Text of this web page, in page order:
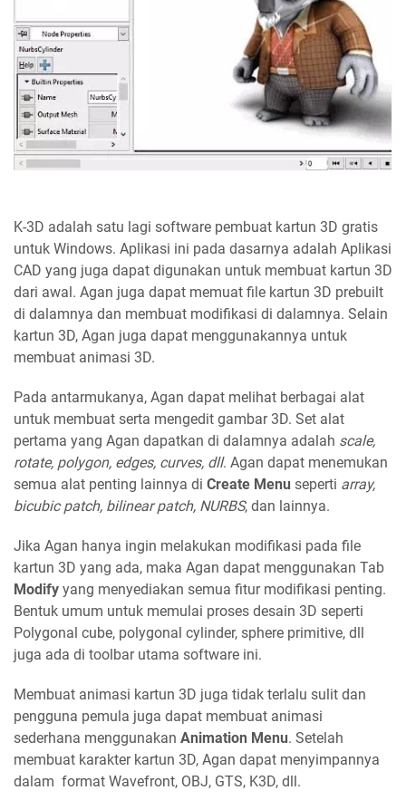
K-3D adalah satu lagi software pembuat kartun 3D gratis
untuk Windows. Aplikasi ini pada dasarnya adalah Aplikasi
CAD yang juga dapat digunakan untuk membuat kartun 3D
dari awal. Agan juga dapat memuat file kartun 3D prebuilt
di dalamnya dan membuat modifikasi di dalamnya. Selain
kartun 3D, Agan juga dapat menggunakannya untuk
membuat animasi 3D.
Pada antarmukanya, Agan dapat melihat berbagai alat
untuk membuat serta mengedit gambar 3D. Set alat
pertama yang Agan dapatkan di dalamnya adalah scale,
rotate, polygon, edges, curves, dll. Agan dapat menemukan
semua alat penting lainnya di Create Menu seperti array,
bicubic patch, bilinear patch, NURBS, dan lainnya.
Jika Agan hanya ingin melakukan modifikasi pada file
kartun 3D yang ada, maka Agan dapat menggunakan Tab
Modify yang menyediakan semua fitur modifikasi penting.
Bentuk umum untuk memulai proses desain 3D seperti
Polygonal cube, polygonal cylinder, sphere primitive, dll
juga ada di toolbar utama software ini.
Membuat animasi kartun 3D juga tidak terlalu sulit dan
pengguna pemula juga dapat membuat animasi
sederhana menggunakan Animation Menu. Setelah
membuat karakter kartun 3D, Agan dapat menyimpannya
dalam format Wavefront, OBJ, GTS, K3D, dll.